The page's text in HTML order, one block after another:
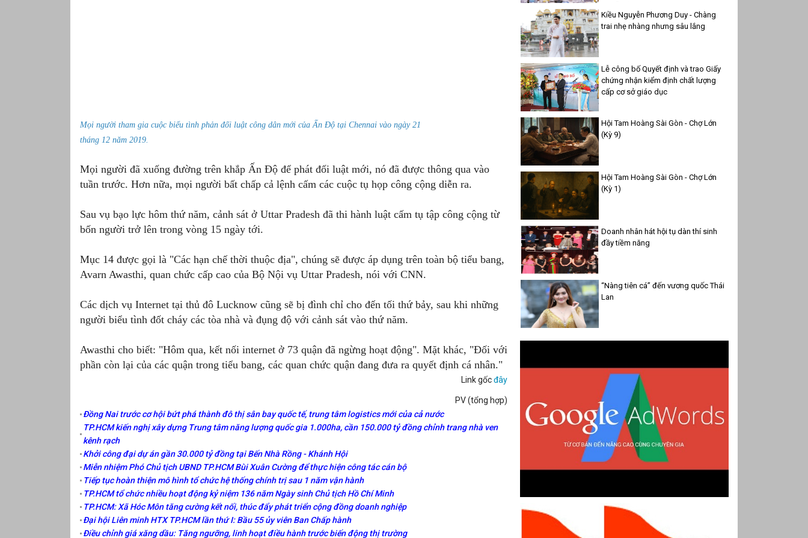
Mọi người tham gia cuộc biểu tình phản đối luật công dân mới của Ấn Độ tại Chennai vào ngày 21
tháng 12 năm 2019.
Mọi người đã xuống đường trên khắp Ấn Độ để phát đối luật mới, nó đã được thông qua vào
tuần trước. Hơn nữa, mọi người bất chấp cả lệnh cấm các cuộc tụ họp công cộng diễn ra.
Sau vụ bạo lực hôm thứ năm, cảnh sát ở Uttar Pradesh đã thi hành luật cấm tụ tập công cộng từ
bốn người trở lên trong vòng 15 ngày tới.
Mục 14 được gọi là "Các hạn chế thời thuộc địa", chúng sẽ được áp dụng trên toàn bộ tiểu bang,
Avarn Awasthi, quan chức cấp cao của Bộ Nội vụ Uttar Pradesh, nói với CNN.
Các dịch vụ Internet tại thủ đô Lucknow cũng sẽ bị đình chỉ cho đến tối thứ bảy, sau khi những
người biểu tình đốt cháy các tòa nhà và đụng độ với cảnh sát vào thứ năm.
Awasthi cho biết: "Hôm qua, kết nối internet ở 73 quận đã ngừng hoạt động". Mặt khác, "Đối với
phần còn lại của các quận trong tiểu bang, các quan chức quận đang đưa ra quyết định cá nhân."
Link gốcđây
PV (tổng hợp)
Đồng Nai trước cơ hội bứt phá thành đô thị sân bay quốc tế, trung tâm logistics mới của cả nước
TP.HCM kiến nghị xây dựng Trung tâm năng lượng quốc gia 1.000ha, cần 150.000 tỷ đồng chỉnh trang nhà ven
kênh rạch
Khởi công đại dự án gần 30.000 tỷ đồng tại Bến Nhà Rồng - Khánh Hội
Miễn nhiệm Phó Chủ tịch UBND TP.HCM Bùi Xuân Cường để thực hiện công tác cán bộ
Tiếp tục hoàn thiện mô hình tổ chức hệ thống chính trị sau 1 năm vận hành
TP.HCM tổ chức nhiều hoạt động kỷ niệm 136 năm Ngày sinh Chủ tịch Hồ Chí Minh
TP.HCM: Xã Hóc Môn tăng cường kết nối, thúc đẩy phát triển cộng đồng doanh nghiệp
Đại hội Liên minh HTX TP.HCM lần thứ I: Bầu 55 ủy viên Ban Chấp hành
Điều chỉnh giá xăng dầu: Tăng ngưỡng, linh hoạt điều hành trước biến động thị trường
Kiều Nguyễn Phương Duy - Chàng
trai nhẹ nhàng nhưng sâu lắng
Lễ công bố Quyết định và trao Giấy
chứng nhận kiểm định chất lượng
cấp cơ sở giáo dục
Hội Tam Hoàng Sài Gòn - Chợ Lớn
(Kỳ 9)
Hội Tam Hoàng Sài Gòn - Chợ Lớn
(Kỳ 1)
Doanh nhân hát hội tụ dàn thí sinh
đầy tiềm năng
“Nàng tiên cá” đến vương quốc Thái
Lan